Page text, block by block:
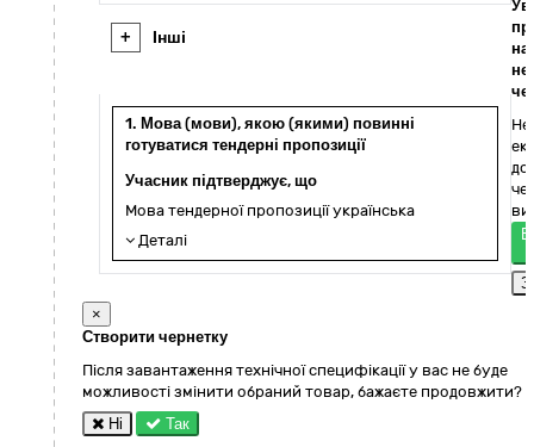
+ Інші
1. Мова (мови), якою (якими) повинні
готуватися тендерні пропозиції
Учасник підтверджує, що
Мова тендерної пропозиції українська
Деталі
×
Створити чернетку
Після завантаження технічної специфікації у вас не буде
можливості змінити обраний товар, бажаєте продовжити?
Ні
Так